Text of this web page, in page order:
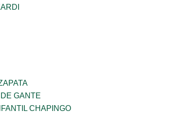
GANTE
CHAPINGO